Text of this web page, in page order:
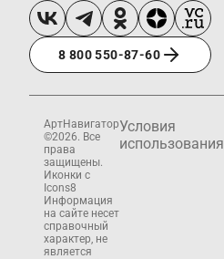
8 800 550-87-60
АртНавигатор
©2026. Все
права
защищены.
Иконки с
Icons8
Информация
на сайте несет
справочный
характер, не
является
Условия
использования